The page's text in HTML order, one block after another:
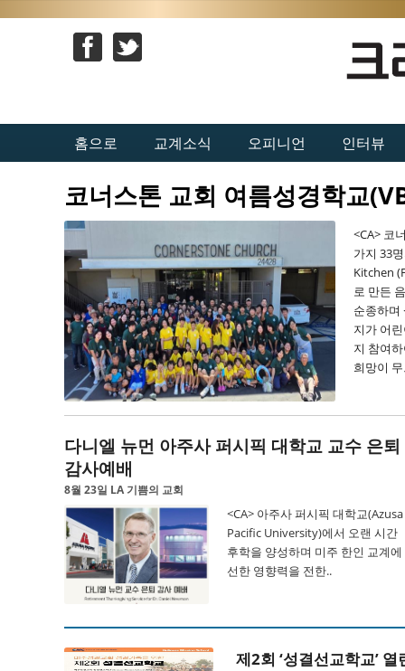
홈으로 교계소식 오피니언 인터뷰
코너스톤 교회 여름성경학교
<CA> 코
가지 33
Kitchen
로 만든
순종하며
지가 어
지 참여
희망이
다니엘 뉴먼 아주사 퍼시픽 대학교 교수 은퇴
감사예배
8월 23일 LA 기쁨의 교회
<CA> 아주사 퍼시픽 대학교(Azusa
Pacific University)에서 오랜 시간
후학을 양성하며 미주 한인 교계에
선한 영향력을 전한..
제2회 ‘성결선교학교’ 열